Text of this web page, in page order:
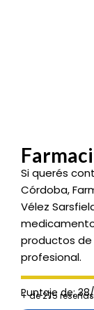
Si querés
Córdoba,
Vélez
productos
profesional.
Puntaje de:
+ de 275 reseñas